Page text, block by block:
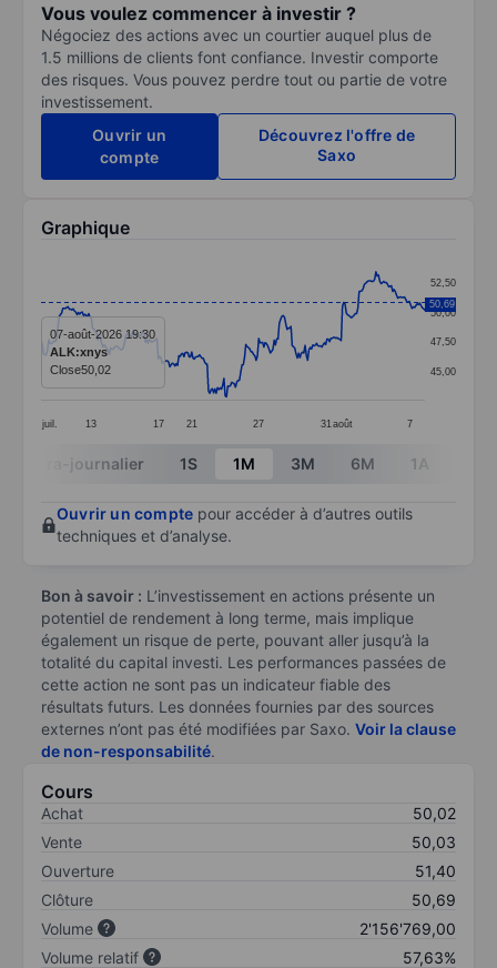
Vous voulez commencer à investir ?
Négociez des actions avec un courtier auquel plus de
1.5 millions de clients font confiance. Investir comporte
des risques. Vous pouvez perdre tout ou partie de votre
investissement.
Ouvrir un
compte
Découvrez l'offre de
Saxo
Graphique
Line chart with 299 data points.
The chart has 1 X axis displaying categories.
The chart has 1 Y axis displaying values. Data
juil. 13 17 21 27 31 août 7
45,00
47,50
50,00
52,50
50,69
07-août-2026 19:30
ALK:xnys
Close50,02
End of interactive chart.
Intra-journalier 1S 1M 3M 6M 1A
Ouvrir un compte pour accéder à d’autres outils
techniques et d’analyse.
Bon à savoir : L’investissement en actions présente un
potentiel de rendement à long terme, mais implique
également un risque de perte, pouvant aller jusqu’à la
totalité du capital investi. Les performances passées de
cette action ne sont pas un indicateur fiable des
résultats futurs. Les données fournies par des sources
externes n’ont pas été modifiées par Saxo. Voir la clause
de non-responsabilité.
Cours
Achat
50,02
Vente
50,03
Ouverture
51,40
Clôture
50,69
Volume
2'156'769,00
Volume relatif
57,63%